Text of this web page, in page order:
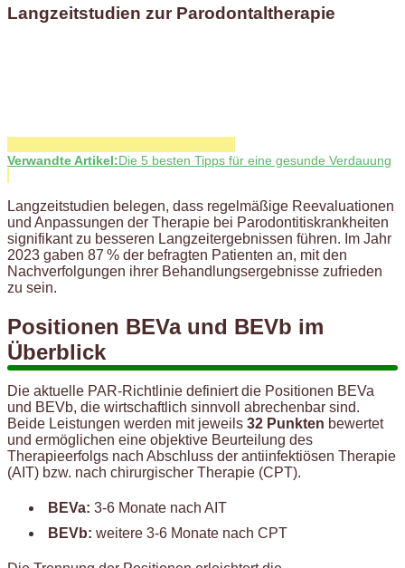
Langzeitstudien zur Parodontaltherapie
Verwandte Artikel:Die 5 besten Tipps für eine gesunde Verdauung
Langzeitstudien belegen, dass regelmäßige Reevaluationen
und Anpassungen der Therapie bei Parodontitiskrankheiten
signifikant zu besseren Langzeitergebnissen führen. Im Jahr
2023 gaben 87 % der befragten Patienten an, mit den
Nachverfolgungen ihrer Behandlungsergebnisse zufrieden
zu sein.
Positionen BEVa und BEVb im
Überblick
Die aktuelle PAR-Richtlinie definiert die Positionen BEVa
und BEVb, die wirtschaftlich sinnvoll abrechenbar sind.
Beide Leistungen werden mit jeweils 32 Punkten bewertet
und ermöglichen eine objektive Beurteilung des
Therapieerfolgs nach Abschluss der antiinfektiösen Therapie
(AIT) bzw. nach chirurgischer Therapie (CPT).
BEVa: 3-6 Monate nach AIT
BEVb: weitere 3-6 Monate nach CPT